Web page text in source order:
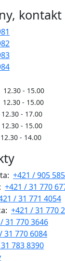
kontakt
- 15.00
- 15.00
- 17.00
- 15.00
- 14.00
+421 / 905
+421 / 31 770
/ 31 771 4054
+421 / 31 770
31 770 3646
31 770 6084
783 8390